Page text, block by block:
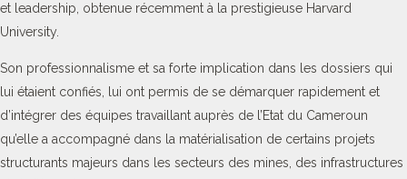
et leadership, obtenue récemment à la prestigieuse Harvard
University.
Son professionnalisme et sa forte implication dans les dossiers qui
lui étaient confiés, lui ont permis de se démarquer rapidement et
d’intégrer des équipes travaillant auprès de l’Etat du Cameroun
qu’elle a accompagné dans la matérialisation de certains projets
structurants majeurs dans les secteurs des mines, des infrastructures